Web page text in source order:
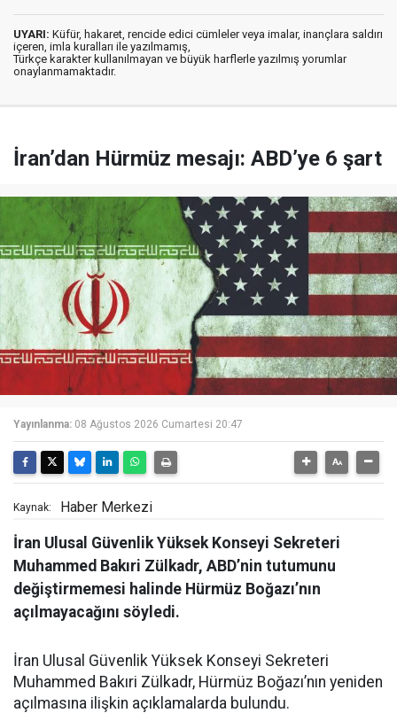
UYARI: Küfür, hakaret, rencide edici cümleler veya imalar, inançlara saldırı
içeren, imla kuralları ile yazılmamış,
Türkçe karakter kullanılmayan ve büyük harflerle yazılmış yorumlar
onaylanmamaktadır.
İran’dan Hürmüz mesajı: ABD’ye 6 şart
Yayınlanma: 08 Ağustos 2026 Cumartesi 20:47
Kaynak: Haber Merkezi
İran Ulusal Güvenlik Yüksek Konseyi Sekreteri
Muhammed Bakıri Zülkadr, ABD’nin tutumunu
değiştirmemesi halinde Hürmüz Boğazı’nın
açılmayacağını söyledi.
İran Ulusal Güvenlik Yüksek Konseyi Sekreteri
Muhammed Bakıri Zülkadr, Hürmüz Boğazı’nın yeniden
açılmasına ilişkin açıklamalarda bulundu.